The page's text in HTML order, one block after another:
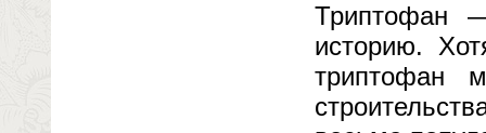
Триптофан
историю.
триптофан